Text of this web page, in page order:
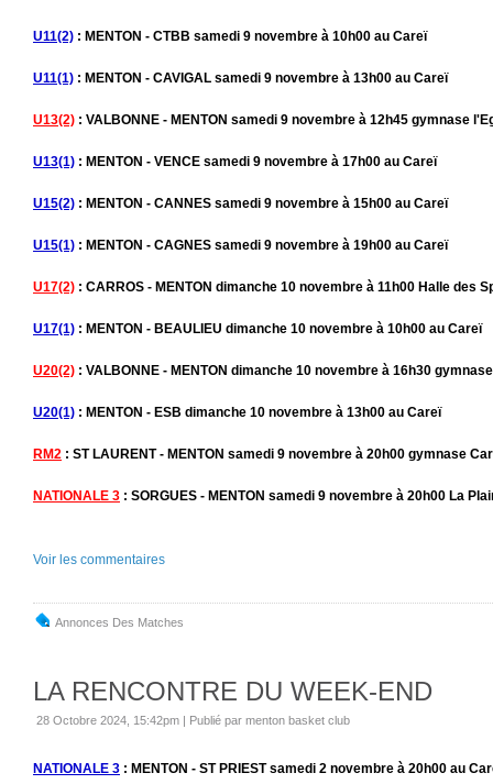
U11(2) : MENTON - CTBB samedi 9 novembre à 10h00 au Careï
U11(1) : MENTON - CAVIGAL samedi 9 novembre à 13h00 au Careï
U13(2) : VALBONNE - MENTON samedi 9 novembre à 12h45 gymnase
U13(1) : MENTON - VENCE samedi 9 novembre à 17h00 au Careï
U15(2) : MENTON - CANNES samedi 9 novembre à 15h00 au Careï
U15(1) : MENTON - CAGNES samedi 9 novembre à 19h00 au Careï
U17(2) : CARROS - MENTON dimanche 10 novembre à 11h00 Halle des
U17(1) : MENTON - BEAULIEU dimanche 10 novembre à 10h00 au Careï
U20(2) : VALBONNE - MENTON dimanche 10 novembre à 16h30
U20(1) : MENTON - ESB dimanche 10 novembre à 13h00 au Careï
RM2 : ST LAURENT - MENTON samedi 9 novembre à 20h00 gymnase
NATIONALE 3 : SORGUES - MENTON samedi 9 novembre à 20h00 La
Voir les commentaires
Annonces Des Matches
LA RENCONTRE DU WEEK-END
28 Octobre 2024, 15:42pm | Publié par menton basket club
NATIONALE 3 : MENTON - ST PRIEST samedi 2 novembre à 20h00 au